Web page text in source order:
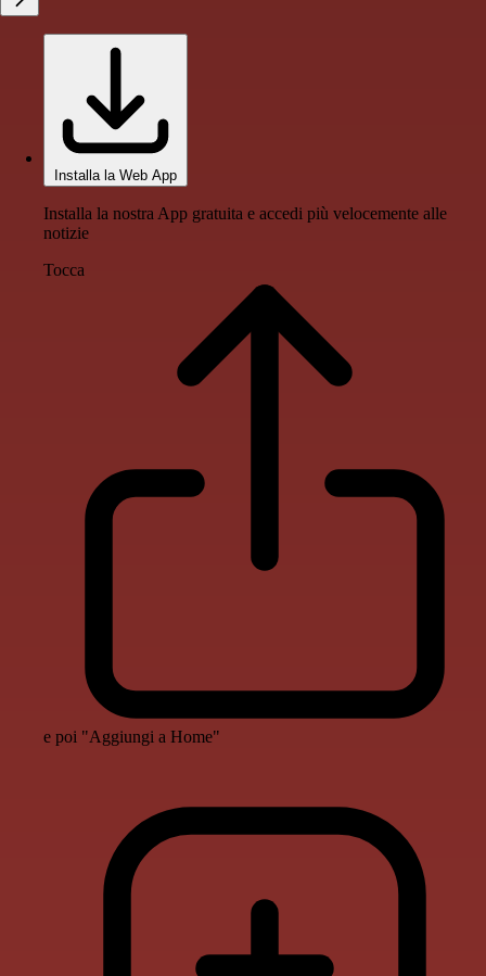
Installa la Web App
Installa la nostra App gratuita e accedi più velocemente alle
notizie
Tocca
e poi "Aggiungi a Home"